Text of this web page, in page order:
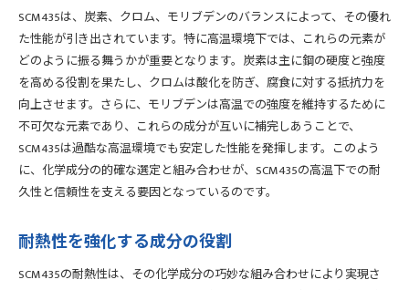
SCM435は、炭素、クロム、モリブデンのバランスによって、その優れ
た性能が引き出されています。特に高温環境下では、これらの元素が
どのように振る舞うかが重要となります。炭素は主に鋼の硬度と強度
を高める役割を果たし、クロムは酸化を防ぎ、腐食に対する抵抗力を
向上させます。さらに、モリブデンは高温での強度を維持するために
不可欠な元素であり、これらの成分が互いに補完しあうことで、
SCM435は過酷な高温環境でも安定した性能を発揮します。このよう
に、化学成分の的確な選定と組み合わせが、SCM435の高温下での耐
久性と信頼性を支える要因となっているのです。
耐熱性を強化する成分の役割
SCM435の耐熱性は、その化学成分の巧妙な組み合わせにより実現さ